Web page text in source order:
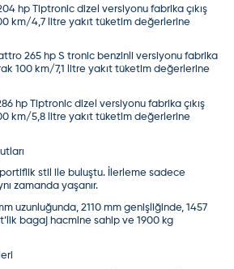
hp Tiptronic dizel versiyonu fabrika çıkış
km/4,7 litre yakıt tüketim değerlerine
265 hp S tronic benzinli versiyonu fabrika
100 km/7,1 litre yakıt tüketim değerlerine
hp Tiptronic dizel versiyonu fabrika çıkış
km/5,8 litre yakıt tüketim değerlerine
stil ile buluştu. İlerleme sadece
zamanda yaşanır.
uzunluğunda, 2110 mm genişliğinde, 1457
bagaj hacmine sahip ve 1900 kg